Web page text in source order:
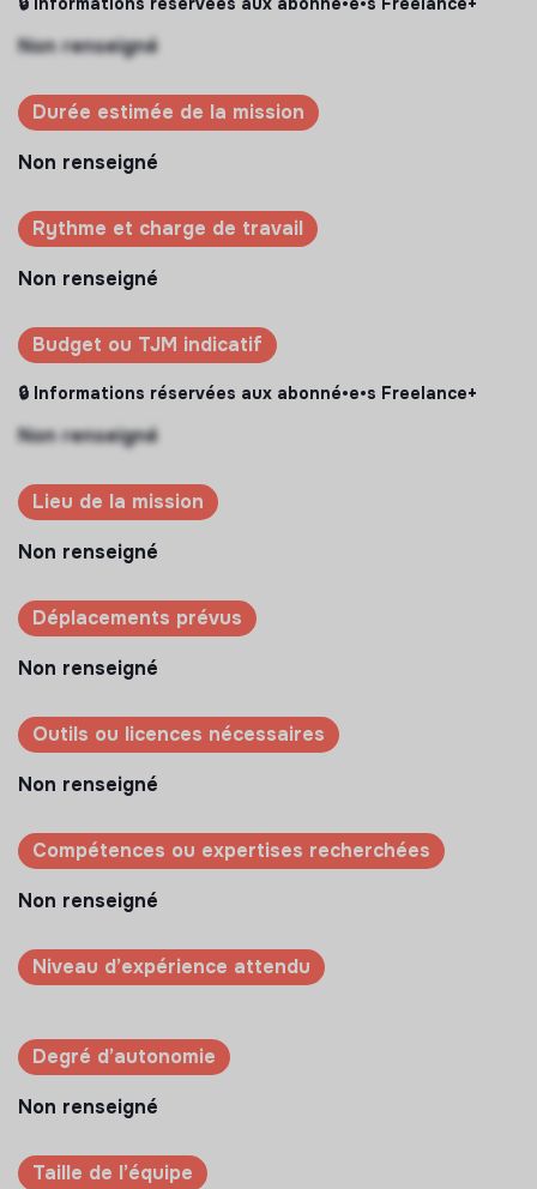
Non renseigné
Durée estimée de la mission
Non renseigné
Rythme et charge de travail
Non renseigné
Budget ou TJM indicatif
🔒 Informations réservées aux abonné•e•s Freelance+
Non renseigné
Lieu de la mission
Non renseigné
Déplacements prévus
Non renseigné
Outils ou licences nécessaires
Non renseigné
Compétences ou expertises recherchées
Non renseigné
Niveau d’expérience attendu
Degré d’autonomie
Non renseigné
Taille de l’équipe